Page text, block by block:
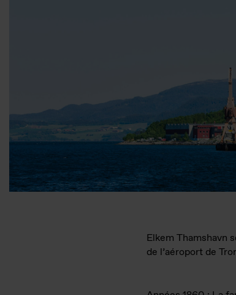
Elkem Thamshavn
de l’aéroport de